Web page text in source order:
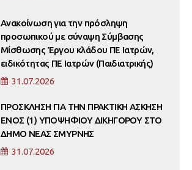
Ανακοίνωση για την πρόσληψη
προσωπικού με σύναψη Σύμβασης
Μίσθωσης Έργου κλάδου ΠΕ Ιατρών,
ειδικότητας ΠΕ Ιατρών (Παιδιατρικής)
31.07.2026
ΠΡΟΣΚΛΗΣΗ ΓΙΑ ΤΗΝ ΠΡΑΚΤΙΚΗ ΑΣΚΗΣΗ
ΕΝΟΣ (1) ΥΠΟΨΗΦΙΟΥ ΔΙΚΗΓΟΡΟΥ ΣΤΟ
ΔΗΜΟ ΝΕΑΣ ΣΜΥΡΝΗΣ
31.07.2026